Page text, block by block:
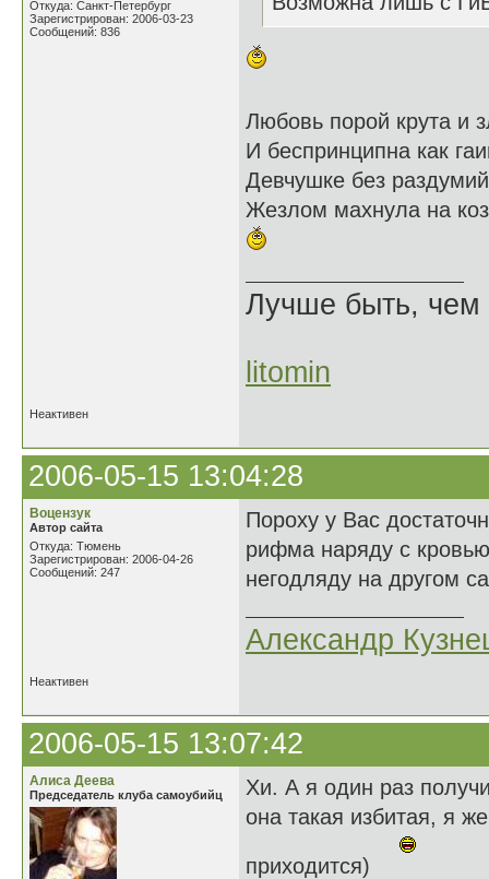
Откуда: Санкт-Петербург
Зарегистрирован: 2006-03-23
Сообщений: 836
Любовь порой крута и
И беспринципна как
Девчушке без
Жезлом махнула на
Лучше быть, чем
litomin
Неактивен
2006-05-15 13:04:28
Воцензук
Автор сайта
Откуда: Тюмень
Зарегистрирован: 2006-04-26
Сообщений: 247
Пороху у Вас
рифма наряду с
негодляду на другом
Александр
Неактивен
2006-05-15 13:07:42
Алиса Деева
Председатель клуба самоубийц
Хи. А я один раз
она такая избитая, я
приходится)